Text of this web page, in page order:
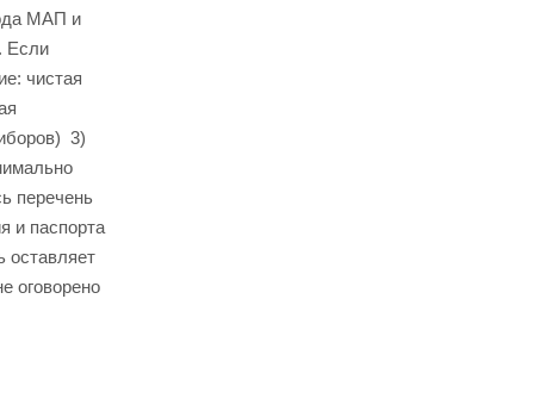
МАП и
Если
чистая
3)
перечень
и паспорта
оставляет
оговорено